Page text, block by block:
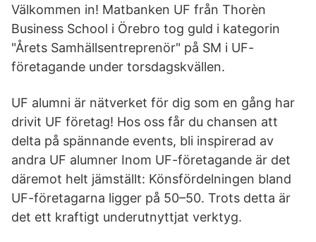
Välkommen in! Matbanken UF från Thorèn
Business School i Örebro tog guld i kategorin
"Årets Samhällsentreprenör" på SM i UF-
företagande under torsdagskvällen.
UF alumni är nätverket för dig som en gång har
drivit UF företag! Hos oss får du chansen att
delta på spännande events, bli inspirerad av
andra UF alumner Inom UF-företagande är det
däremot helt jämställt: Könsfördelningen bland
UF-företagarna ligger på 50–50. Trots detta är
det ett kraftigt underutnyttjat verktyg.